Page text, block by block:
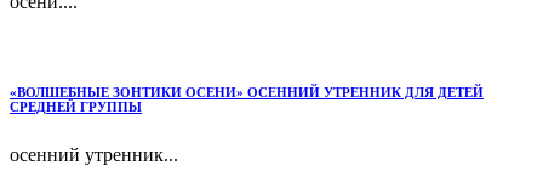
«ВОЛШЕБНЫЕ ЗОНТИКИ ОСЕНИ» ОСЕННИЙ УТРЕННИК ДЛЯ ДЕТЕЙ
СРЕДНЕЙ ГРУППЫ
осенний утренник...